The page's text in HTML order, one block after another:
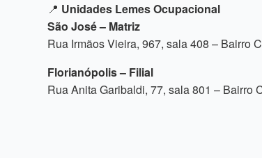
📍 Unidades Lemes Ocupacional
São José – Matriz
Rua Irmãos Vieira, 967, sala 408 – Bairro
Florianópolis – Filial
Rua Anita Garibaldi, 77, sala 801 – Bairro